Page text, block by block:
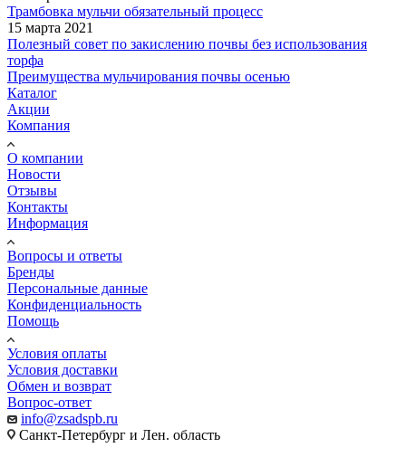
Трамбовка мульчи обязательный процесс
15 марта 2021
Полезный совет по закислению почвы без использования
торфа
Преимущества мульчирования почвы осенью
Каталог
Акции
Компания
О компании
Новости
Отзывы
Контакты
Информация
Вопросы и ответы
Бренды
Персональные данные
Конфиденциальность
Помощь
Условия оплаты
Условия доставки
Обмен и возврат
Вопрос-ответ
info@zsadspb.ru
Санкт-Петербург и Лен. область